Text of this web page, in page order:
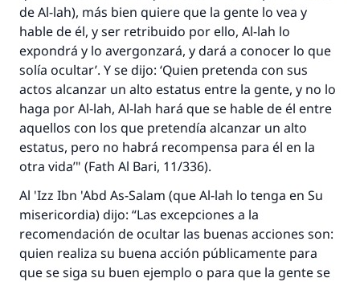
de Al-lah), más bien quiere que la gente lo vea y
hable de él, y ser retribuido por ello, Al-lah lo
expondrá y lo avergonzará, y dará a conocer lo que
solía ocultar’. Y se dijo: ‘Quien pretenda con sus
actos alcanzar un alto estatus entre la gente, y no lo
haga por Al-lah, Al-lah hará que se hable de él entre
aquellos con los que pretendía alcanzar un alto
estatus, pero no habrá recompensa para él en la
otra vida’" (Fath Al Bari, 11/336).
Al 'Izz Ibn 'Abd As-Salam (que Al-lah lo tenga en Su
misericordia) dijo: “Las excepciones a la
recomendación de ocultar las buenas acciones son:
quien realiza su buena acción públicamente para
que se siga su buen ejemplo o para que la gente se